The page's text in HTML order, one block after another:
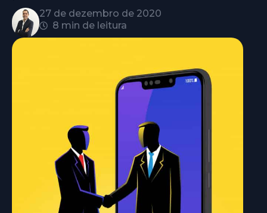
27 de dezembro de 2020
8 min de leitura